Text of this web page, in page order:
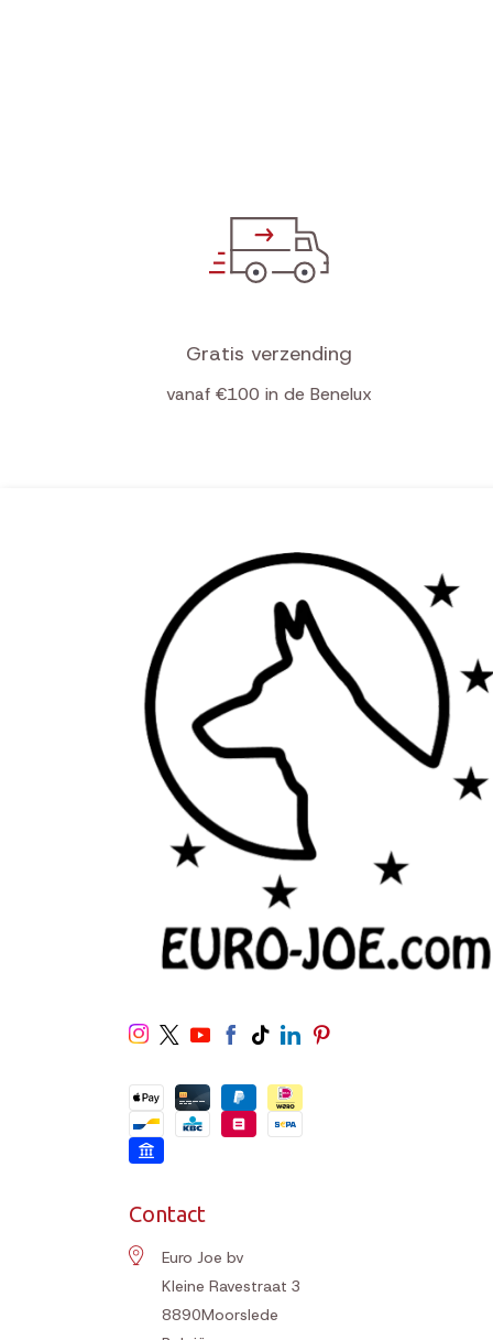
Gratis verzending
vanaf €100 in de Benelux
Contact
Euro Joe bv
Kleine Ravestraat 3
8890Moorslede